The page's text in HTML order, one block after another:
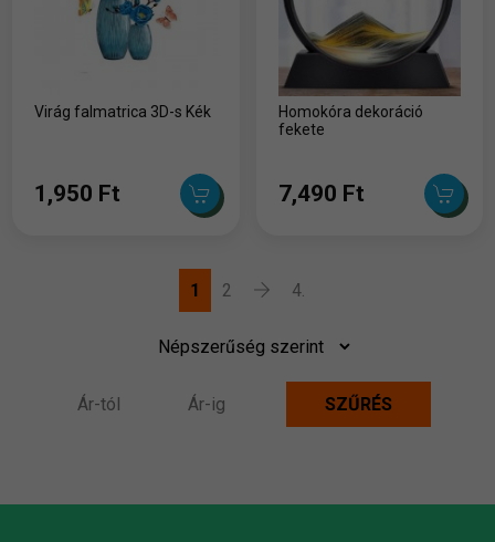
Virág falmatrica 3D-s Kék
1,950 Ft
Homokóra dekoráció
fekete
7,490 Ft
1 2 4.